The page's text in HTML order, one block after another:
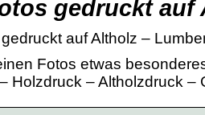
gedruckt
auf Altholz –
Fotos etwas
Holzdruck – Altholzdruck –